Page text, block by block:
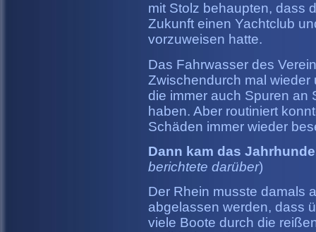
mit Stolz behaupten, dass
Zukunft einen Yachtclub
vorzuweisen hatte.
Das Fahrwasser des
Zwischendurch mal
die immer auch Spuren an
haben. Aber routiniert
Schäden immer wieder
Dann kam das
berichtete darüber)
Der Rhein musste damals
abgelassen werden, dass
viele Boote durch die